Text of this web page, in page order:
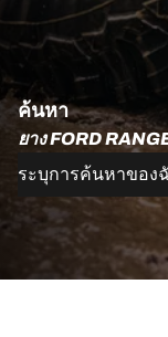
ค้นหา
ยาง FORD
ระบุการค้นหาของ